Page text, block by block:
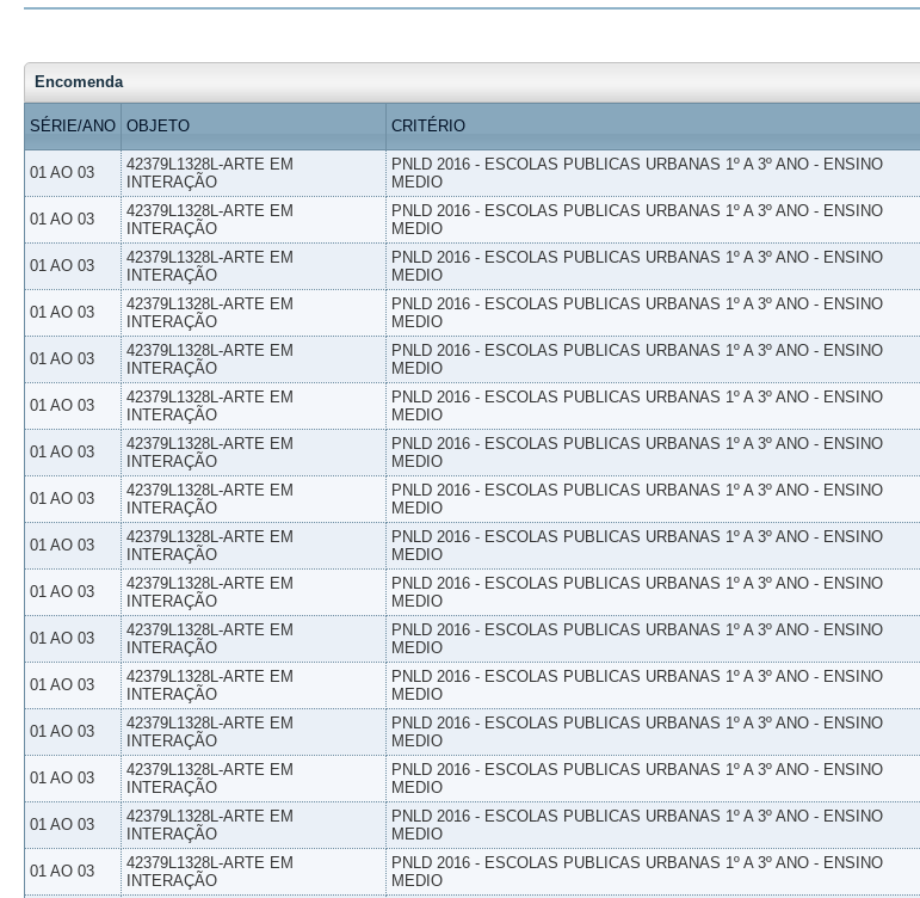
Encomenda
SÉRIE/ANO OBJETO CRITÉRIO
01 AO 03
42379L1328L-ARTE EM
INTERAÇÃO
PNLD 2016 - ESCOLAS PUBLICAS URBANAS 1º A 3º ANO - ENSINO
MEDIO
01 AO 03
42379L1328L-ARTE EM
INTERAÇÃO
PNLD 2016 - ESCOLAS PUBLICAS URBANAS 1º A 3º ANO - ENSINO
MEDIO
01 AO 03
42379L1328L-ARTE EM
INTERAÇÃO
PNLD 2016 - ESCOLAS PUBLICAS URBANAS 1º A 3º ANO - ENSINO
MEDIO
01 AO 03
42379L1328L-ARTE EM
INTERAÇÃO
PNLD 2016 - ESCOLAS PUBLICAS URBANAS 1º A 3º ANO - ENSINO
MEDIO
01 AO 03
42379L1328L-ARTE EM
INTERAÇÃO
PNLD 2016 - ESCOLAS PUBLICAS URBANAS 1º A 3º ANO - ENSINO
MEDIO
01 AO 03
42379L1328L-ARTE EM
INTERAÇÃO
PNLD 2016 - ESCOLAS PUBLICAS URBANAS 1º A 3º ANO - ENSINO
MEDIO
01 AO 03
42379L1328L-ARTE EM
INTERAÇÃO
PNLD 2016 - ESCOLAS PUBLICAS URBANAS 1º A 3º ANO - ENSINO
MEDIO
01 AO 03
42379L1328L-ARTE EM
INTERAÇÃO
PNLD 2016 - ESCOLAS PUBLICAS URBANAS 1º A 3º ANO - ENSINO
MEDIO
01 AO 03
42379L1328L-ARTE EM
INTERAÇÃO
PNLD 2016 - ESCOLAS PUBLICAS URBANAS 1º A 3º ANO - ENSINO
MEDIO
01 AO 03
42379L1328L-ARTE EM
INTERAÇÃO
PNLD 2016 - ESCOLAS PUBLICAS URBANAS 1º A 3º ANO - ENSINO
MEDIO
01 AO 03
42379L1328L-ARTE EM
INTERAÇÃO
PNLD 2016 - ESCOLAS PUBLICAS URBANAS 1º A 3º ANO - ENSINO
MEDIO
01 AO 03
42379L1328L-ARTE EM
INTERAÇÃO
PNLD 2016 - ESCOLAS PUBLICAS URBANAS 1º A 3º ANO - ENSINO
MEDIO
01 AO 03
42379L1328L-ARTE EM
INTERAÇÃO
PNLD 2016 - ESCOLAS PUBLICAS URBANAS 1º A 3º ANO - ENSINO
MEDIO
01 AO 03
42379L1328L-ARTE EM
INTERAÇÃO
PNLD 2016 - ESCOLAS PUBLICAS URBANAS 1º A 3º ANO - ENSINO
MEDIO
01 AO 03
42379L1328L-ARTE EM
INTERAÇÃO
PNLD 2016 - ESCOLAS PUBLICAS URBANAS 1º A 3º ANO - ENSINO
MEDIO
01 AO 03
42379L1328L-ARTE EM
INTERAÇÃO
PNLD 2016 - ESCOLAS PUBLICAS URBANAS 1º A 3º ANO - ENSINO
MEDIO